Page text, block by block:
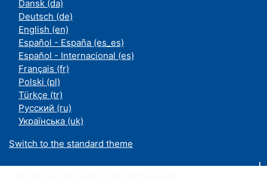
Dansk ‎(da)‎
Deutsch ‎(de)‎
English ‎(en)‎
Español - España ‎(es_es)‎
Español - Internacional ‎(es)‎
Français ‎(fr)‎
Polski ‎(pl)‎
Türkçe ‎(tr)‎
Русский ‎(ru)‎
Українська ‎(uk)‎
Switch to the standard theme